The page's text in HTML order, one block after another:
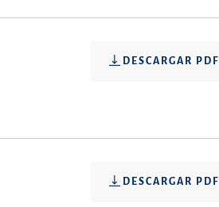
DESCARGAR PDF
DESCARGAR PDF